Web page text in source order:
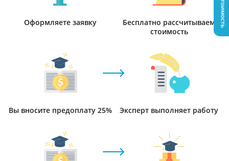
Оформляете заявку
Бесплатно рассчитываем
стоимость
Вы вносите предоплату 25% Эксперт выполняет работу